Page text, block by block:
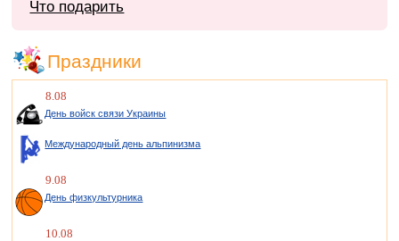
Что подарить
Праздники
8.08
День войск связи Украины
Международный день альпинизма
9.08
День физкультурника
10.08